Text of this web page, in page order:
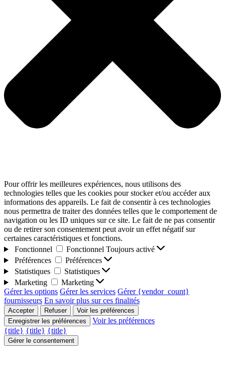
Pour offrir les meilleures expériences, nous utilisons des
technologies telles que les cookies pour stocker et/ou accéder aux
informations des appareils. Le fait de consentir à ces technologies
nous permettra de traiter des données telles que le comportement de
navigation ou les ID uniques sur ce site. Le fait de ne pas consentir
ou de retirer son consentement peut avoir un effet négatif sur
certaines caractéristiques et fonctions.
Fonctionnel
Fonctionnel Toujours activé
Préférences
Préférences
Statistiques
Statistiques
Marketing
Marketing
Gérer les options Gérer les services Gérer {vendor_count}
fournisseurs En savoir plus sur ces finalités
Accepter Refuser
Voir les préférences
Enregistrer les préférences
Voir les préférences
{title} {title} {title}
Gérer le consentement